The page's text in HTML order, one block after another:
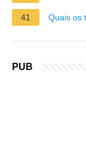
41 Quais os
PUB